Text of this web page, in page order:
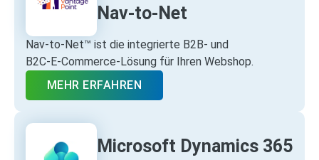
Nav-to-Net
Nav‑to‑Net™ ist die integrierte B2B‑ und
B2C‑E‑Commerce‑Lösung für Ihren Webshop.
MEHR ERFAHREN
Microsoft Dynamics 365